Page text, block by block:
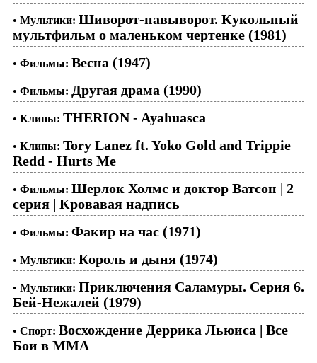
• Мультики: Шиворот-навыворот. Кукольный
мультфильм о маленьком чертенке (1981)
• Фильмы: Весна (1947)
• Фильмы: Другая драма (1990)
• Клипы: THERION - Ayahuasca
• Клипы: Tory Lanez ft. Yoko Gold and Trippie
Redd - Hurts Me
• Фильмы: Шерлок Холмс и доктор Ватсон | 2
серия | Кровавая надпись
• Фильмы: Факир на час (1971)
• Мультики: Король и дыня (1974)
• Мультики: Приключения Саламуры. Серия 6.
Бей-Нежалей (1979)
• Спорт: Восхождение Деррика Льюиса | Все
Бои в ММА